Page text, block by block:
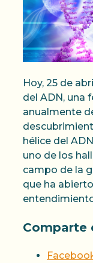
Hoy, 25 de
del ADN, una
anualmente
hélice del
uno de los
campo de la
que ha
Comparte